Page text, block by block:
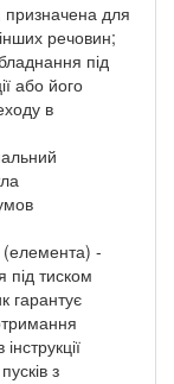
призначена для
речовин;
під
або його
в
(елемента) -
під тиском
гарантує
з